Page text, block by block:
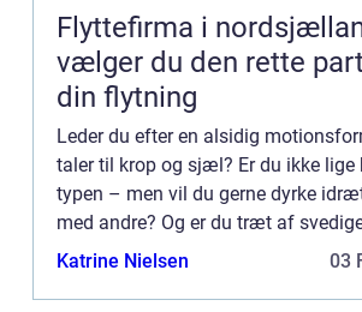
Flyttefirma i nordsjælland
vælger du den rette
din flytning
Leder du efter en alsidig
taler til krop og sjæl? Er du ikke lige
typen – men vil du gerne dyrke
med andre? Og er du træt af
og monotone øvelser ...
Katrine Nielsen 03